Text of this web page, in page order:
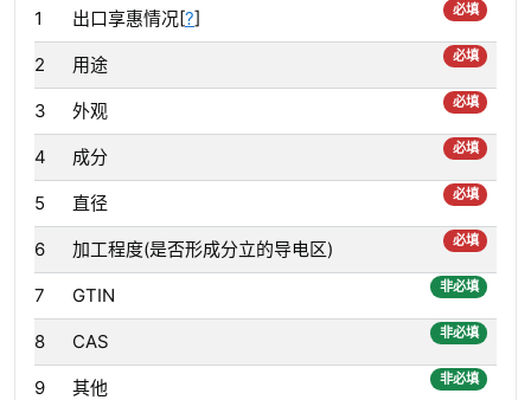
1 出口享惠情况[?] 必填
2 用途 必填
3 外观 必填
4 成分 必填
5 直径 必填
6 加工程度(是否形成分立的导电区) 必填
7 GTIN 非必填
8 CAS 非必填
9 其他 非必填